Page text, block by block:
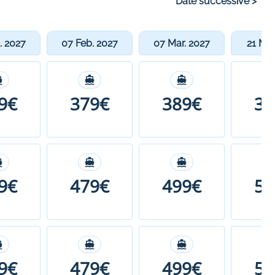
2027 07 Feb. 2027 07 Mar. 2027 21
379€ 389€
479€ 499€
479€ 499€